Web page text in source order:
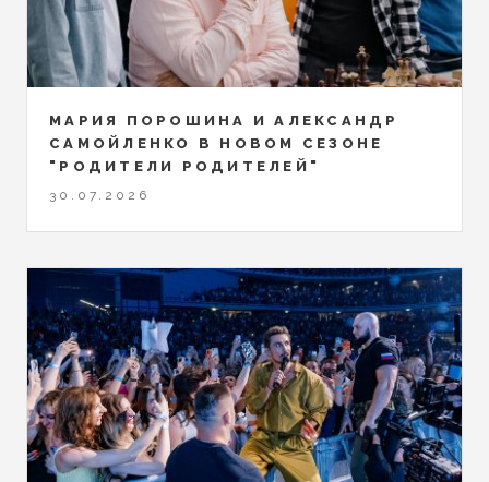
МАРИЯ ПОРОШИНА И АЛЕКСАНДР
САМОЙЛЕНКО В НОВОМ СЕЗОНЕ
"РОДИТЕЛИ РОДИТЕЛЕЙ"
30.07.2026